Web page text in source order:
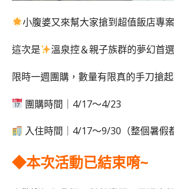
小腹婆又來幫大家搶到超值飯店專
這次是 溫泉控＆親子族群的夢幻首選
限時一週團購，數量有限真的手刀搶
團購時間｜4/17～4/23
入住時間｜4/17～9/30（整個暑假
◆本次活動已結束唷~